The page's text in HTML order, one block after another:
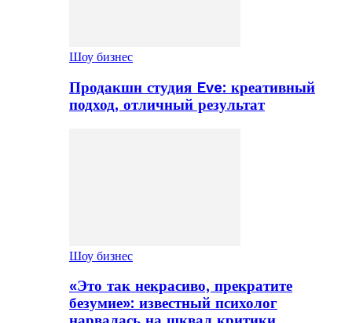
Шоу бизнес
Продакшн студия Eve: креативный
подход, отличный результат
Шоу бизнес
«Это так некрасиво, прекратите
безумие»: известный психолог